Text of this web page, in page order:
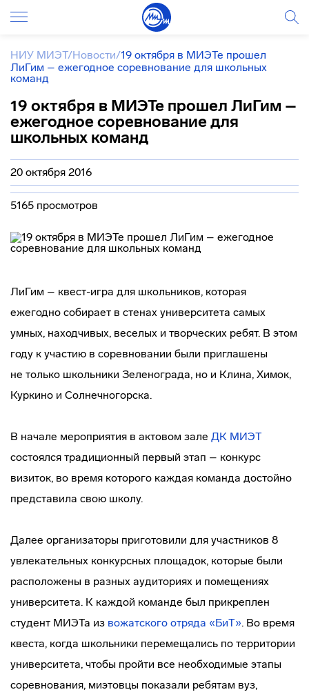
НИУ МИЭТ/Новости/19 октября в МИЭТе прошел
ЛиГим – ежегодное соревнование для школьных
команд
19 октября в МИЭТе прошел ЛиГим –
ежегодное соревнование для
школьных команд
20 октября 2016
5165 просмотров
ЛиГим – квест-игра для школьников, которая
ежегодно собирает в стенах университета самых
умных, находчивых, веселых и творческих ребят. В этом
году к участию в соревновании были приглашены
не только школьники Зеленограда, но и Клина, Химок,
Куркино и Солнечногорска.
В начале мероприятия в актовом зале ДК МИЭТ
состоялся традиционный первый этап – конкурс
визиток, во время которого каждая команда достойно
представила свою школу.
Далее организаторы приготовили для участников 8
увлекательных конкурсных площадок, которые были
расположены в разных аудиториях и помещениях
университета. К каждой команде был прикреплен
студент МИЭТа из вожатского отряда «БиТ». Во время
квеста, когда школьники перемещались по территории
университета, чтобы пройти все необходимые этапы
соревнования, миэтовцы показали ребятам вуз,